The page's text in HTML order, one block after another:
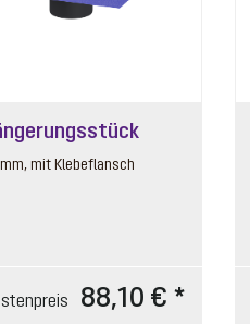
mit Klebeflansch
88,10 € *